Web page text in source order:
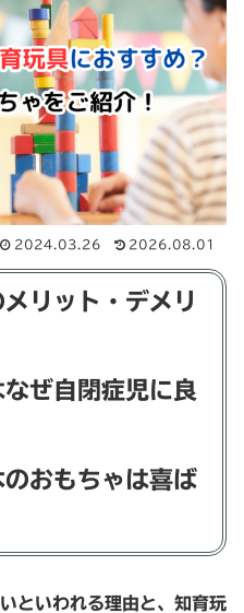
2024.03.26 2026.08.01
リット・デメリ
ぜ自閉症児に良
おもちゃは喜ば
といわれる理由と、知育玩